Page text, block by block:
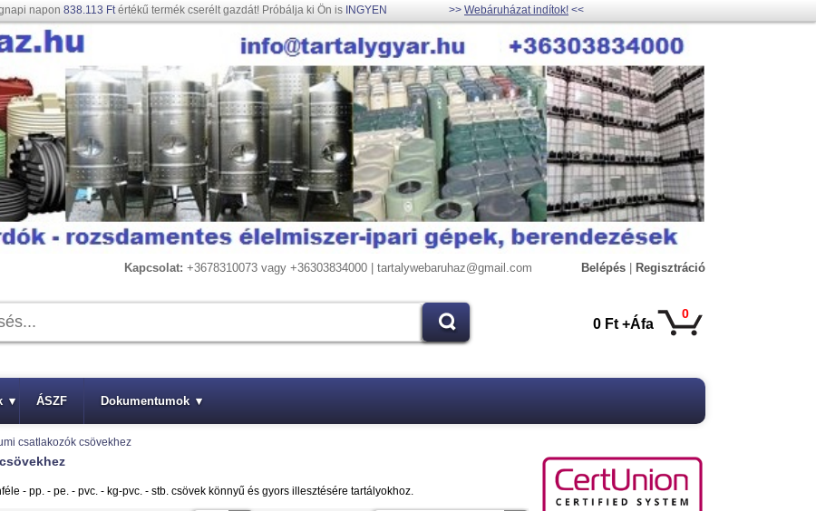
napon 838.113 Ftértékű termék cserélt gazdát! Próbálja ki Ön is INGYEN >> Webáruházat indítok! <<
Kapcsolat: +3678310073 vagy +36303834000 | tartalywebaruhaz@gmail.com Belépés Regisztráció
0
0 Ft +Áfa
▾ ÁSZF Dokumentumok ▾
csatlakozók csövekhez
- pp. - pe. - pvc. - kg-pvc. - stb. csövek könnyű és gyors illesztésére tartályokhoz.